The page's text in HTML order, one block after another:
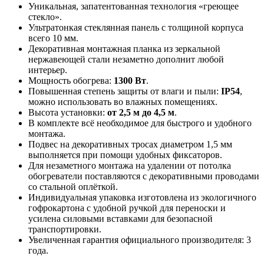
Уникальная, запатентованная технология «греющее
стекло».
Ультратонкая стеклянная панель с толщиной корпуса
всего 10 мм.
Декоративная монтажная планка из зеркальной
нержавеющей стали незаметно дополнит любой
интерьер.
Мощность обогрева: 1300 Вт.
Повышенная степень защиты от влаги и пыли: IP54,
можно использовать во влажных помещениях.
Высота установки: от 2,5 м до 4,5 м.
В комплекте всё необходимое для быстрого и удобного
монтажа.
Подвес на декоративных тросах диаметром 1,5 мм
выполняется при помощи удобных фиксаторов.
Для незаметного монтажа на удалении от потолка
обогреватели поставляются с декоративными проводами
со стальной оплёткой.
Индивидуальная упаковка изготовлена из экологичного
гофрокартона с удобной ручкой для переноски и
усилена силовыми вставками для безопасной
транспортировки.
Увеличенная гарантия официального производителя: 3
года.